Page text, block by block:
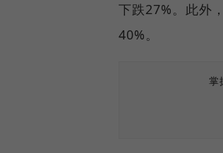
下跌27%。此外
40%。
掌